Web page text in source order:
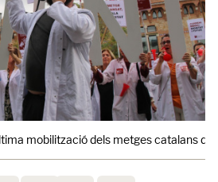
mobilització dels metges catalans